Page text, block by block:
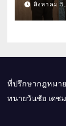
สิงหาคม
ที่ปรึกษากฎหมาย
ทนายวันชัย เดช